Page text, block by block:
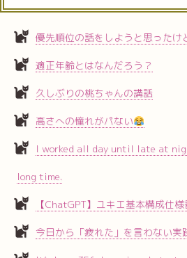
優先順位の話をしようと思ったけ
適正年齢とはなんだろう？
久しぶりの桃ちゃんの講話
高さへの憧れがパない
I worked all day until late at
long time.
【ChatGPT】ユキエ基本構成仕様
今日から「疲れた」を言わない実